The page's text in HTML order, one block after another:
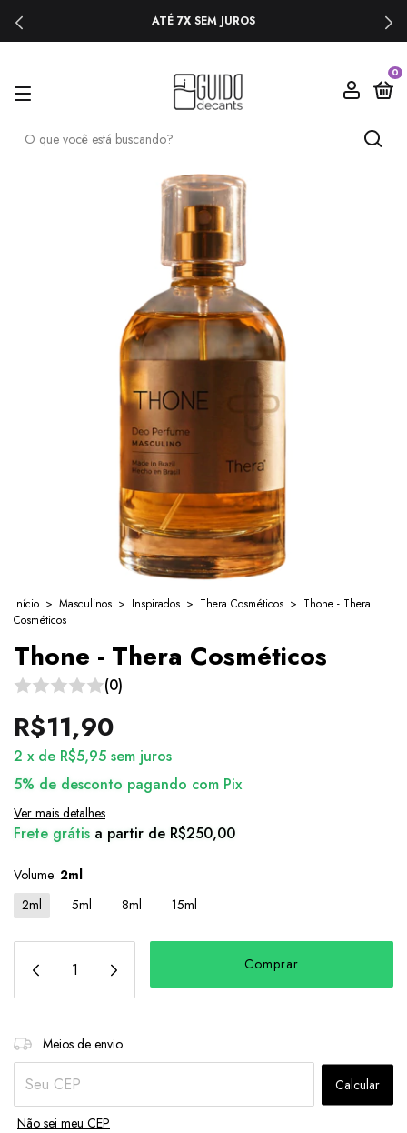
ATÉ 7X SEM JUROS
0
Início > Masculinos > Inspirados > Thera Cosméticos > Thone - Thera
Cosméticos
Thone - Thera Cosméticos
(0)
R$11,90
2 x de R$5,95 sem juros
5% de desconto pagando com Pix
Ver mais detalhes
Frete grátis a partir de R$250,00
Volume: 2ml
2ml
5ml 8ml 15ml
Entregas para o CEP:
Meios de envio
Calcular
Não sei meu CEP